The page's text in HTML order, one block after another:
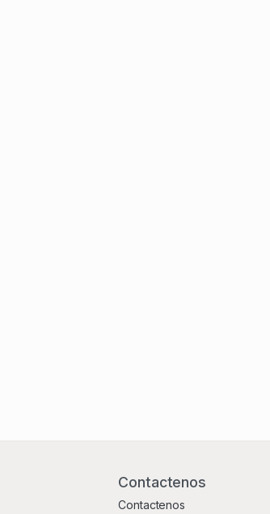
Contactenos
Contactenos